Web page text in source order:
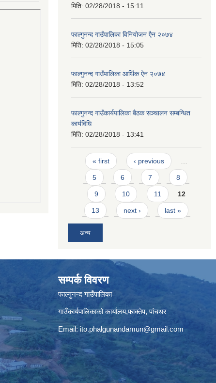
मिति: 02/28/2018 - 15:11
फाल्गुनन्द गाउँपालिका विनियोजन एैन २०७४
मिति: 02/28/2018 - 15:05
फाल्गुनन्द गाउँपालिका आर्थिक ऐन २०७४
मिति: 02/28/2018 - 13:52
फाल्गुनन्द गाउँकार्यपालिका बैठक सञ्चालन सम्बन्धित
कार्यविधि
मिति: 02/28/2018 - 13:41
Pages
« first ‹ previous
5 6 7 8
9 10 11 12
13 next › last »
अन्य
सम्पर्क विवरण
फाल्गुनन्द गाउँपालिका
गाउँकार्यपालिकाको कार्यालय,फाक्तेप, पांचथर
Email: ito.phalgunandamun@gmail.com